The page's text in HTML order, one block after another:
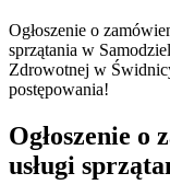
Ogłoszenie o
sprzątania w
Zdrowotnej w
postępowania!
Ogłoszenie
usługi